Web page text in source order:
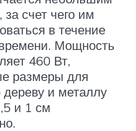
за счет чего им
в течение
Мощность
460 Вт,
размеры для
и металлу
и 1 см